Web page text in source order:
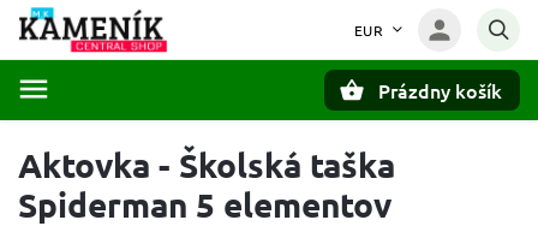
EUR
Prázdny košík
Aktovka - Školská taška
Spiderman 5 elementov